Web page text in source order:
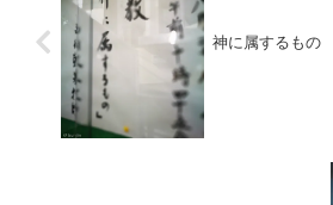
神に属するもの